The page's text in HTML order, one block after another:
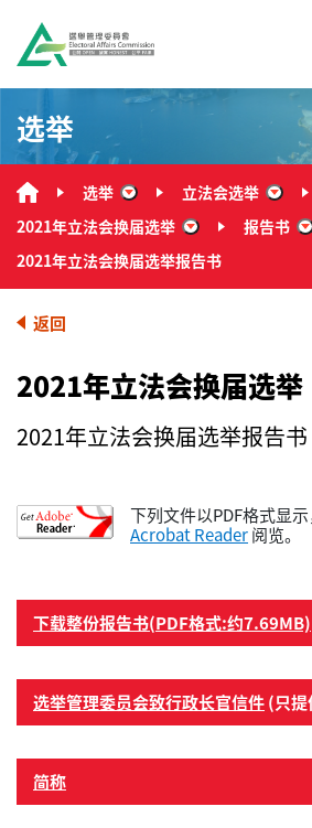
选举
选举 “选举”立法会选举
“立
2021年立法会换届选举
“2021年立法会
报告书
2021年立法会换届选举报告书
返回
2021年立法会换届选举
2021年立法会换届选举报告书
下列文件以PDF格式显
Acrobat Reader阅览。
下载整份报告书(PDF格式:约7.69MB)
选举管理委员会致行政长官信件(只
简称